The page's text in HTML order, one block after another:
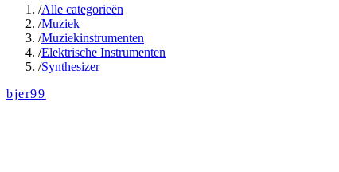
/Alle categorieën
/Muziek
/Muziekinstrumenten
/Elektrische Instrumenten
/Synthesizer
bjer99